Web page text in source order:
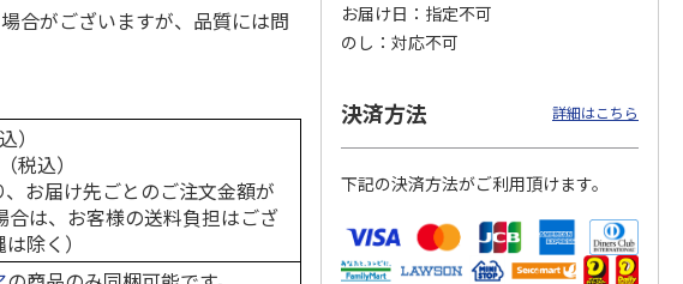
合がございますが、品質には問
）
税込）
お届け先ごとのご注文金額が
は、お客様の送料負担はござ
除く）
お届け日
指定不可
のし
対応不可
決済方法 詳細はこちら
下記の決済方法がご利用頂けます。